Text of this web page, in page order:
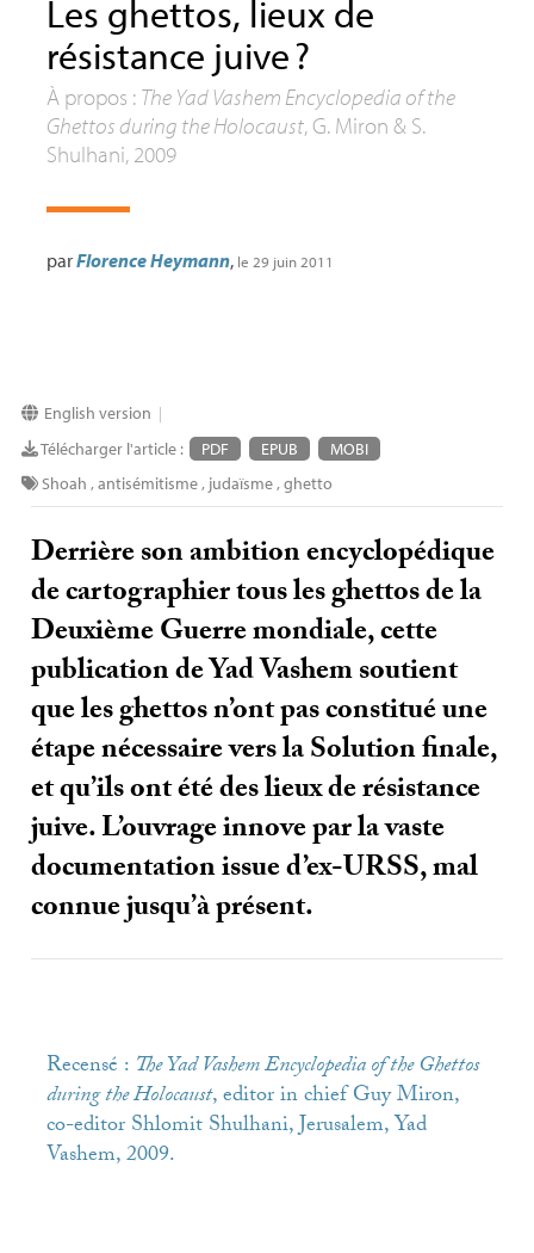
Les ghettos, lieux de
résistance juive?
À propos : The Yad Vashem Encyclopedia of the
Ghettos during the Holocaust, G. Miron & S.
Shulhani, 2009
parFlorence Heymann, le 29 juin 2011
English version |
Télécharger l'article : PDF EPUB
MOBI
Shoah ,antisémitisme, judaïsme,ghetto
Derrière son ambition encyclopédique
de cartographier tous les ghettos de la
Deuxième Guerre mondiale, cette
publication de Yad Vashem soutient
que les ghettos n’ont pas constitué une
étape nécessaire vers la Solution finale,
et qu’ils ont été des lieux de résistance
juive. L’ouvrage innove par la vaste
documentation issue d’ex-URSS, mal
connue jusqu’à présent.
Recensé : The Yad Vashem Encyclopedia of the Ghettos
during the Holocaust, editor in chief Guy Miron,
co-editor Shlomit Shulhani, Jerusalem, Yad
Vashem, 2009.